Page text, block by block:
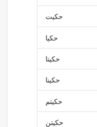
حكيت
حكيا
حكيتا
حكينا
حكيتم
حكيتن